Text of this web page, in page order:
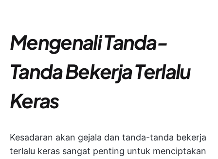
Mengenali Tanda-
Tanda Bekerja Terlalu
Keras
Kesadaran akan gejala dan tanda-tanda bekerja
terlalu keras sangat penting untuk menciptakan